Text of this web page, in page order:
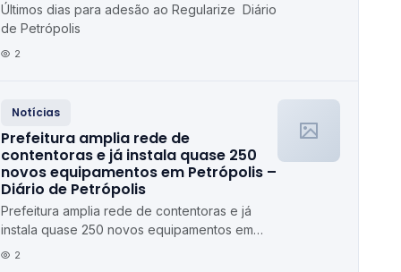
Últimos dias para adesão ao Regularize Diário
de Petrópolis
2
Notícias
Prefeitura amplia rede de
contentoras e já instala quase 250
novos equipamentos em Petrópolis –
Diário de Petrópolis
Prefeitura amplia rede de contentoras e já
instala quase 250 novos equipamentos em
Petrópolis Diário de Petrópolis
2